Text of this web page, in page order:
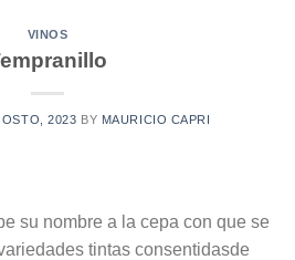
VINOS
2023 BY MAURICIO CAPRI
su nombre a la cepa con que se
tintas consentidasde